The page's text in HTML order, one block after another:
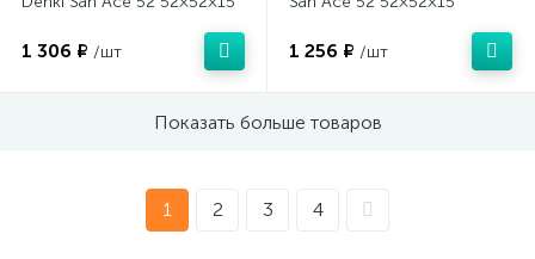
1 306 ₽ /шт 1 256 ₽ /шт
Показать больше товаров
1 2 3 4